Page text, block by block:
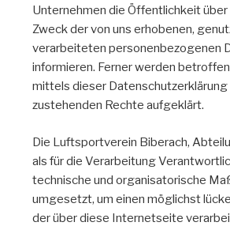
Unternehmen die Öffentlichkeit
Zweck der von uns erhobenen,
verarbeiteten personenbezogenen
informieren. Ferner werden
mittels dieser Datenschutzerklärung
zustehenden Rechte aufgeklärt.
Die Luftsportverein Biberach,
als für die Verarbeitung
technische und organisatorische
umgesetzt, um einen möglichst
der über diese Internetseite